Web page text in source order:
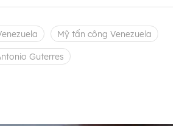
Mỹ tấn công Venezuela
Guterres